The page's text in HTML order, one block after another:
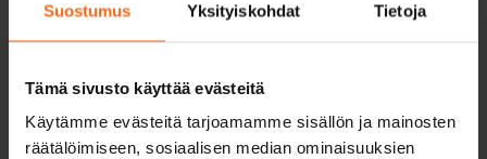
Suostumus Yksityiskohdat Tietoja
Tämä sivusto käyttää evästeitä
Käytämme evästeitä tarjoamamme sisällön ja mainosten
räätälöimiseen, sosiaalisen median ominaisuuksien
SUOSITUIMMAT KIRJOITUKSET